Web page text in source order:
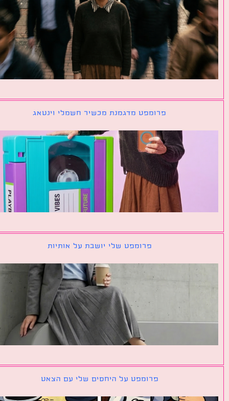
פרומפט מדגמנת מכשיר חשמלי וינטאג
פרומפט שלי יושבת על אותיות
פרומפט על היחסים שלי עם הצאט